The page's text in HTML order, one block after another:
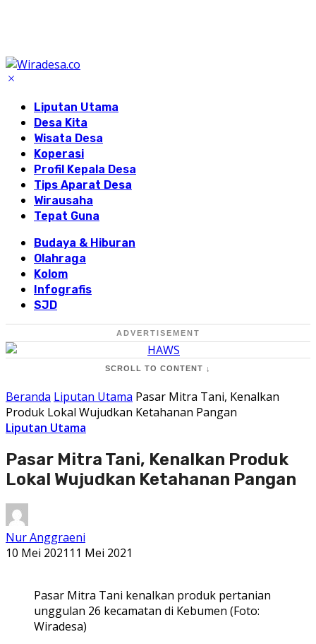
Liputan Utama
Desa Kita
Wisata Desa
Koperasi
Profil Kepala Desa
Tips Aparat Desa
Wirausaha
Tepat Guna
Budaya & Hiburan
Olahraga
Kolom
Infografis
SJD
ADVERTISEMENT
SCROLL TO CONTENT ↓
Beranda Liputan Utama Pasar Mitra Tani, Kenalkan
Produk Lokal Wujudkan Ketahanan Pangan
Liputan Utama
Pasar Mitra Tani, Kenalkan Produk
Lokal Wujudkan Ketahanan Pangan
Nur Anggraeni
10 Mei 2021 11 Mei 2021
Pasar Mitra Tani kenalkan produk pertanian
unggulan 26 kecamatan di Kebumen (Foto:
Wiradesa)